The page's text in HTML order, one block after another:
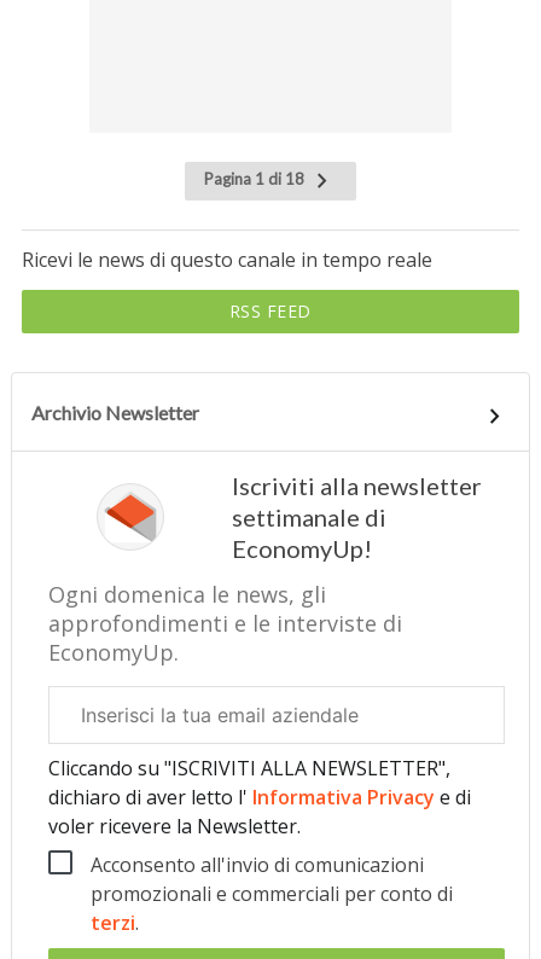
Pagina 1 di 18
Ricevi le news di questo canale in tempo reale
RSS FEED
Archivio Newsletter
Iscriviti alla newsletter
settimanale di
EconomyUp!
Ogni domenica le news, gli
approfondimenti e le interviste di
EconomyUp.
aziendale
Cliccando su "ISCRIVITI ALLA NEWSLETTER",
dichiaro di aver letto l' Informativa Privacye di
voler ricevere la Newsletter.
Acconsento all'invio di comunicazioni
promozionali e commerciali per conto di
terzi.